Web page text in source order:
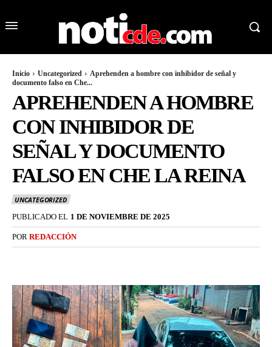
Inicio Uncategorized
Aprehenden a hombre con inhibidor de señal y
documento falso en Che...
APREHENDEN A HOMBRE
CON INHIBIDOR DE
SEÑAL Y DOCUMENTO
FALSO EN CHE LA REINA
UNCATEGORIZED
PUBLICADO EL 1 DE NOVIEMBRE DE 2025
POR REDACCIÓN